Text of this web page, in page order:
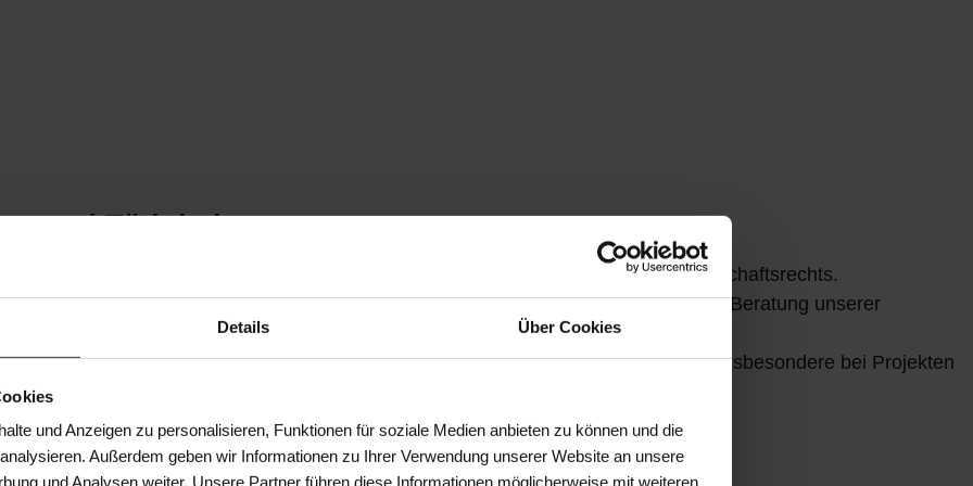
Details Über Cookies
und Anzeigen zu personalisieren, Funktionen für soziale Medien anbieten zu können und die
Außerdem geben wir Informationen zu Ihrer Verwendung unserer Website an unsere
und Analysen weiter. Unsere Partner führen diese Informationen möglicherweise mit weiteren
und Tätigkeiten anvertrauen
der Nachfolgeplanung, des Steuer- und Steuerstrafrechts sowie des Gesellschaftsrechts.
Steuerberatern und Wirtschaftsprüfern und wirke an der ganzheitlichen Beratung unserer
reibungslosen Ablauf des Tagesgeschäfts und bringst kreative Persönlichkeit insbesondere bei Projekten
aktiv mit ein.
passt Du perfekt in unser Team